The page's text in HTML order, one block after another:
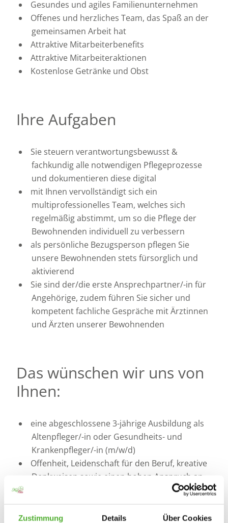
Zustimmung Details Über Cookies
Gesundes und agiles Familienunternehmen
Offenes und herzliches Team, das Spaß an der
gemeinsamen Arbeit hat
Attraktive Mitarbeiterbenefits
Attraktive Mitarbeiteraktionen
Kostenlose Getränke und Obst
Ihre Aufgaben
Sie steuern verantwortungsbewusst &
fachkundig alle notwendigen Pflegeprozesse
und dokumentieren diese digital
mit Ihnen vervollständigt sich ein
multiprofessionelles Team, welches sich
regelmäßig abstimmt, um so die Pflege der
Bewohnenden individuell zu verbessern
als persönliche Bezugsperson pflegen Sie
unsere Bewohnenden stets fürsorglich und
aktivierend
Sie sind der/die erste Ansprechpartner/-in für
Angehörige, zudem führen Sie sicher und
kompetent fachliche Gespräche mit Ärztinnen
und Ärzten unserer Bewohnenden
Das wünschen wir uns von
Ihnen:
eine abgeschlossene 3-jährige Ausbildung als
Altenpfleger/-in oder Gesundheits- und
Krankenpfleger/-in (m/w/d)
Offenheit, Leidenschaft für den Beruf, kreative
Denkweisen sowie einen hohen Anspruch an
Freude am Pflegen und Lust daran, unseren
Bewohnerinnen und Bewohnern täglich ein